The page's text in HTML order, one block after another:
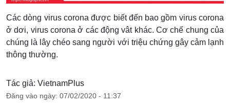
Các dòng virus corona được biết đến bao gồm virus corona
ở dơi, virus corona ở các động vât khác. Cơ chế chung của
chúng là lây chéo sang người với triệu chứng gây cảm lạnh
thông thường.
Tác giả: VietnamPlus
Đăng vào ngày: 07/02/2020 - 11:37